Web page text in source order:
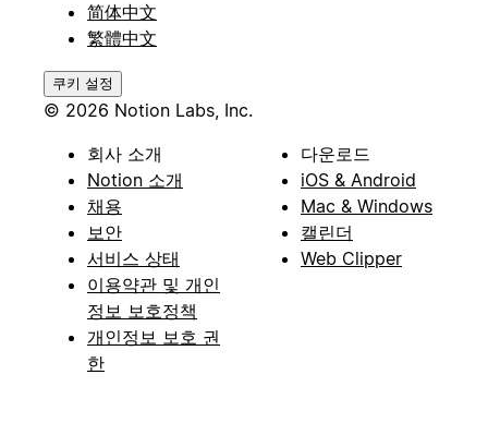
简体中文
繁體中文
쿠키 설정
© 2026 Notion Labs, Inc.
회사 소개
Notion 소개
채용
보안
서비스 상태
이용약관 및 개인
정보 보호정책
개인정보 보호 권
한
다운로드
iOS & Android
Mac & Windows
캘린더
Web Clipper